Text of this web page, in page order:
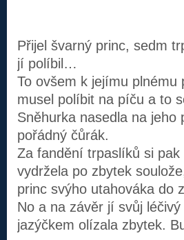
Přijel švarný princ, sedm
jí políbil…
To ovšem k jejímu
musel políbit na píču a to
Sněhurka nasedla na
pořádný čůrák.
Za fandění trpaslíků si
vydržela po zbytek
princ svýho utahováka do
No a na závěr jí svůj
jazýčkem olízala zbytek.